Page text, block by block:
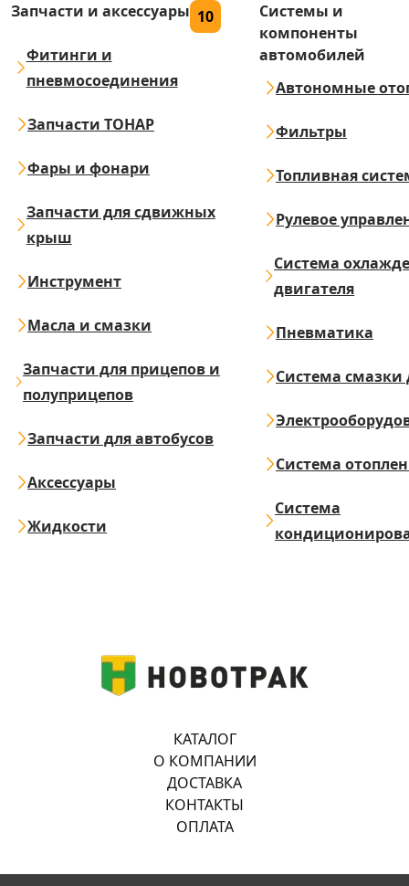
Запчасти и аксессуары 10
Фитинги и
пневмосоединения
Запчасти ТОНАР
Фары и фонари
Запчасти для сдвижных
крыш
Инструмент
Масла и смазки
Запчасти для прицепов и
полуприцепов
Запчасти для автобусов
Аксессуары
Жидкости
Системы и
компоненты
автомобилей
Автономные
Фильтры
Топливная
Рулевое
Система
двигателя
Пневматика
Система смазки
Система
Система
КАТАЛОГ
О КОМПАНИИ
ДОСТАВКА
КОНТАКТЫ
ОПЛАТА